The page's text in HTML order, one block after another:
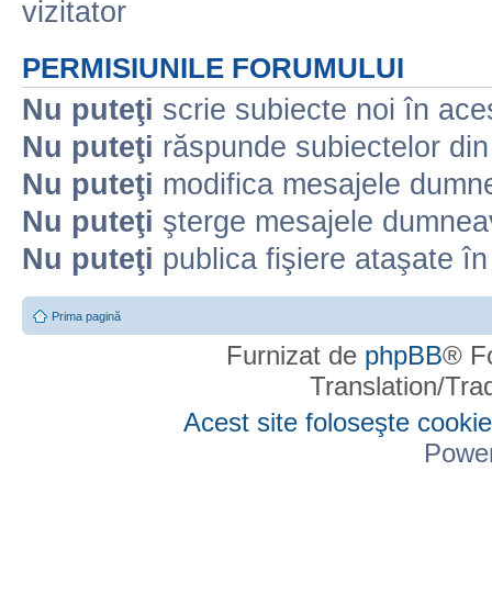
vizitator
PERMISIUNILE FORUMULUI
Nu puteţi scrie subiecte noi în
Nu puteţi răspunde subiectelor
Nu puteţi modifica mesajele
Nu puteţi şterge mesajele
Nu puteţi publica fişiere ataşate
Prima pagină
Furnizat de phpBB®
Translation/
Acest site foloseşte